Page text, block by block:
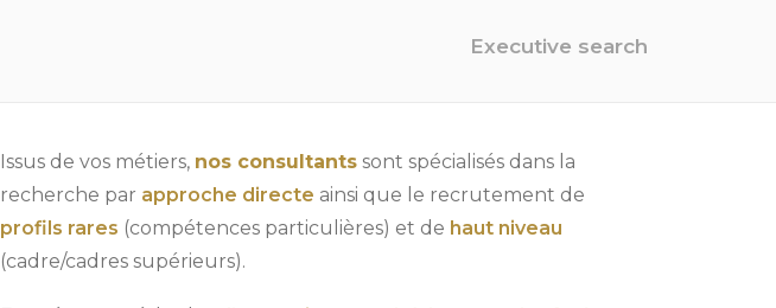
Executive search
Issus de vos métiers, nos consultants sont spécialisés dans la
recherche par approche directe ainsi que le recrutement de
profils rares (compétences particulières) et de haut niveau
(cadre/cadres supérieurs).